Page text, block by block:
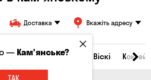
Доставка Вкажіть адресу
Пиво Сидр Вино Віскі
—Кам'янське?
ТАК